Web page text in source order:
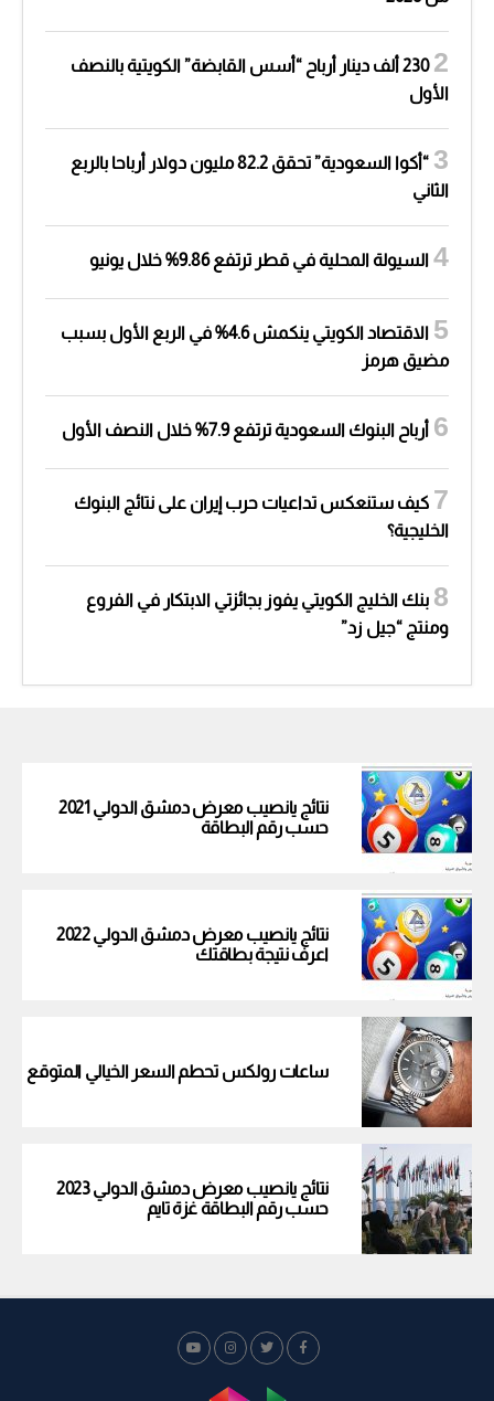
230 ألف دينار أرباح “أسس القابضة” الكويتية بالنصف
الأول
“أكوا السعودية” تحقق 82.2 مليون دولار أرباحا بالربع
الثاني
السيولة المحلية في قطر ترتفع 9.86% خلال يونيو
الاقتصاد الكويتي ينكمش 4.6% في الربع الأول بسبب
مضيق هرمز
أرباح البنوك السعودية ترتفع 7.9% خلال النصف الأول
كيف ستنعكس تداعيات حرب إيران على نتائج البنوك
الخليجية؟
بنك الخليج الكويتي يفوز بجائزتي الابتكار في الفروع
ومنتج “جيل زد”
نتائج يانصيب معرض دمشق الدولي 2021
حسب رقم البطاقة
نتائج يانصيب معرض دمشق الدولي 2022
اعرف نتيجة بطاقتك
ساعات رولكس تحطم السعر الخيالي المتوقع
نتائج يانصيب معرض دمشق الدولي 2023
حسب رقم البطاقة غزة تايم